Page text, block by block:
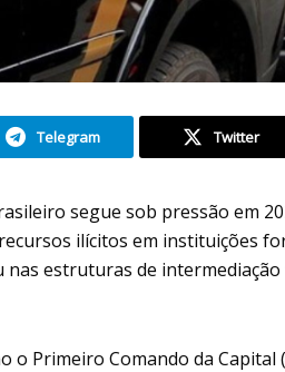
Telegram Twitter
segue sob pressão em
ilícitos em instituições
estruturas de
o Primeiro Comando da